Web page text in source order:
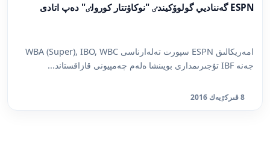
ESPN گەنناديي گولوۆكيندٸ "نوكاۋتتار كورولٸ" دەپ اتادى
امەريكالىق ESPN سپورت تەلەارناسى WBA (Super), IBO, WBC
جەنە IBF تۇجىرىمدارى بويىنشا ەلەم چەمپيونى قازاقستاند...
8 قىركٷيەك 2016